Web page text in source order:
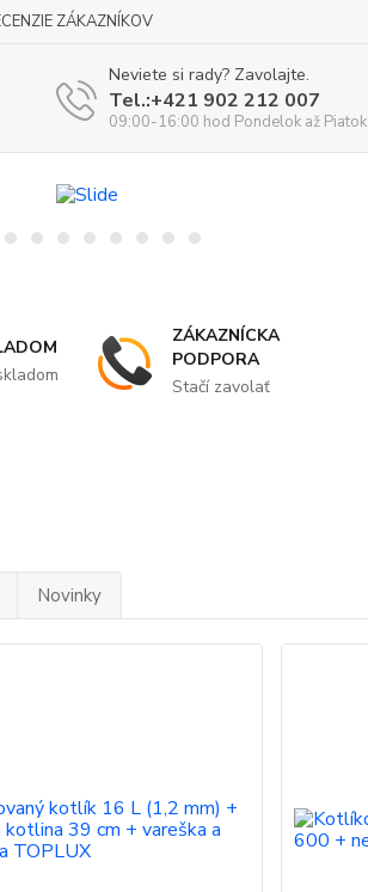
ZÁKAZNÍKOV
Neviete si rady? Zavolajte.
Tel.:+421 902 212 007
09:00-16:00 hod Pondelok až Piatok
ZÁKAZNÍCKA
PODPORA
Stačí zavolať
Novinky